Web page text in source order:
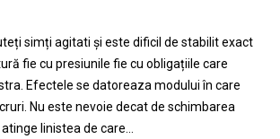
simți agitati și este dificil de stabilit exact
fie cu presiunile fie cu obligațiile care
Efectele se datoreaza modului în care
Nu este nevoie decat de schimbarea
linistea de care...